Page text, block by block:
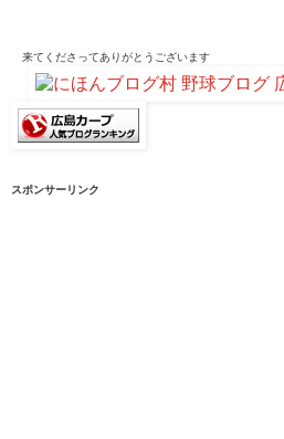
来てくださってありがとうございます
スポンサーリンク